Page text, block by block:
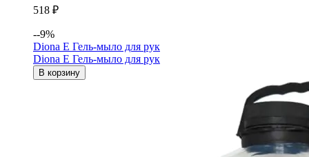
518 ₽
--9%
Diona E Гель-мыло для рук
Diona E Гель-мыло для рук
В корзину